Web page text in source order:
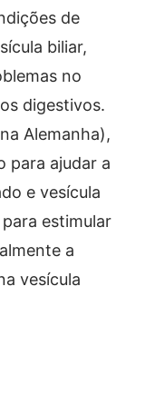
de
biliar,
no
digestivos.
Alemanha),
para ajudar a
e vesícula
estimular
a
vesícula